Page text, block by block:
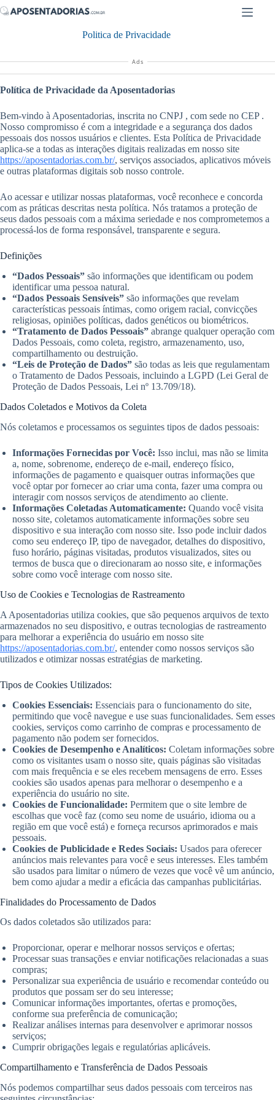
Pular
para
Politica de Privacidade
Ads
Política de Privacidade da Aposentadorias
Bem-vindo à Aposentadorias, inscrita no CNPJ , com sede no CEP .
Nosso compromisso é com a integridade e a segurança dos dados
pessoais dos nossos usuários e clientes. Esta Política de Privacidade
aplica-se a todas as interações digitais realizadas em nosso site
https://aposentadorias.com.br/, serviços associados, aplicativos móveis
e outras plataformas digitais sob nosso controle.
Ao acessar e utilizar nossas plataformas, você reconhece e concorda
com as práticas descritas nesta política. Nós tratamos a proteção de
seus dados pessoais com a máxima seriedade e nos comprometemos a
processá-los de forma responsável, transparente e segura.
Definições
“Dados Pessoais” são informações que identificam ou podem
identificar uma pessoa natural.
“Dados Pessoais Sensíveis” são informações que revelam
características pessoais íntimas, como origem racial, convicções
religiosas, opiniões políticas, dados genéticos ou biométricos.
“Tratamento de Dados Pessoais” abrange qualquer operação com
Dados Pessoais, como coleta, registro, armazenamento, uso,
compartilhamento ou destruição.
“Leis de Proteção de Dados” são todas as leis que regulamentam
o Tratamento de Dados Pessoais, incluindo a LGPD (Lei Geral de
Proteção de Dados Pessoais, Lei nº 13.709/18).
Dados Coletados e Motivos da Coleta
Nós coletamos e processamos os seguintes tipos de dados pessoais:
Informações Fornecidas por Você: Isso inclui, mas não se limita
a, nome, sobrenome, endereço de e-mail, endereço físico,
informações de pagamento e quaisquer outras informações que
você optar por fornecer ao criar uma conta, fazer uma compra ou
interagir com nossos serviços de atendimento ao cliente.
Informações Coletadas Automaticamente: Quando você visita
nosso site, coletamos automaticamente informações sobre seu
dispositivo e sua interação com nosso site. Isso pode incluir dados
como seu endereço IP, tipo de navegador, detalhes do dispositivo,
fuso horário, páginas visitadas, produtos visualizados, sites ou
termos de busca que o direcionaram ao nosso site, e informações
sobre como você interage com nosso site.
Uso de Cookies e Tecnologias de Rastreamento
A Aposentadorias utiliza cookies, que são pequenos arquivos de texto
armazenados no seu dispositivo, e outras tecnologias de rastreamento
para melhorar a experiência do usuário em nosso site
https://aposentadorias.com.br/, entender como nossos serviços são
utilizados e otimizar nossas estratégias de marketing.
Tipos de Cookies Utilizados:
Cookies Essenciais: Essenciais para o funcionamento do site,
permitindo que você navegue e use suas funcionalidades. Sem esses
cookies, serviços como carrinho de compras e processamento de
pagamento não podem ser fornecidos.
Cookies de Desempenho e Analíticos: Coletam informações sobre
como os visitantes usam o nosso site, quais páginas são visitadas
com mais frequência e se eles recebem mensagens de erro. Esses
cookies são usados apenas para melhorar o desempenho e a
experiência do usuário no site.
Cookies de Funcionalidade: Permitem que o site lembre de
escolhas que você faz (como seu nome de usuário, idioma ou a
região em que você está) e forneça recursos aprimorados e mais
pessoais.
Cookies de Publicidade e Redes Sociais: Usados para oferecer
anúncios mais relevantes para você e seus interesses. Eles também
são usados para limitar o número de vezes que você vê um anúncio,
bem como ajudar a medir a eficácia das campanhas publicitárias.
Finalidades do Processamento de Dados
Os dados coletados são utilizados para:
Proporcionar, operar e melhorar nossos serviços e ofertas;
Processar suas transações e enviar notificações relacionadas a suas
compras;
Personalizar sua experiência de usuário e recomendar conteúdo ou
produtos que possam ser do seu interesse;
Comunicar informações importantes, ofertas e promoções,
conforme sua preferência de comunicação;
Realizar análises internas para desenvolver e aprimorar nossos
serviços;
Cumprir obrigações legais e regulatórias aplicáveis.
Compartilhamento e Transferência de Dados Pessoais
Nós podemos compartilhar seus dados pessoais com terceiros nas